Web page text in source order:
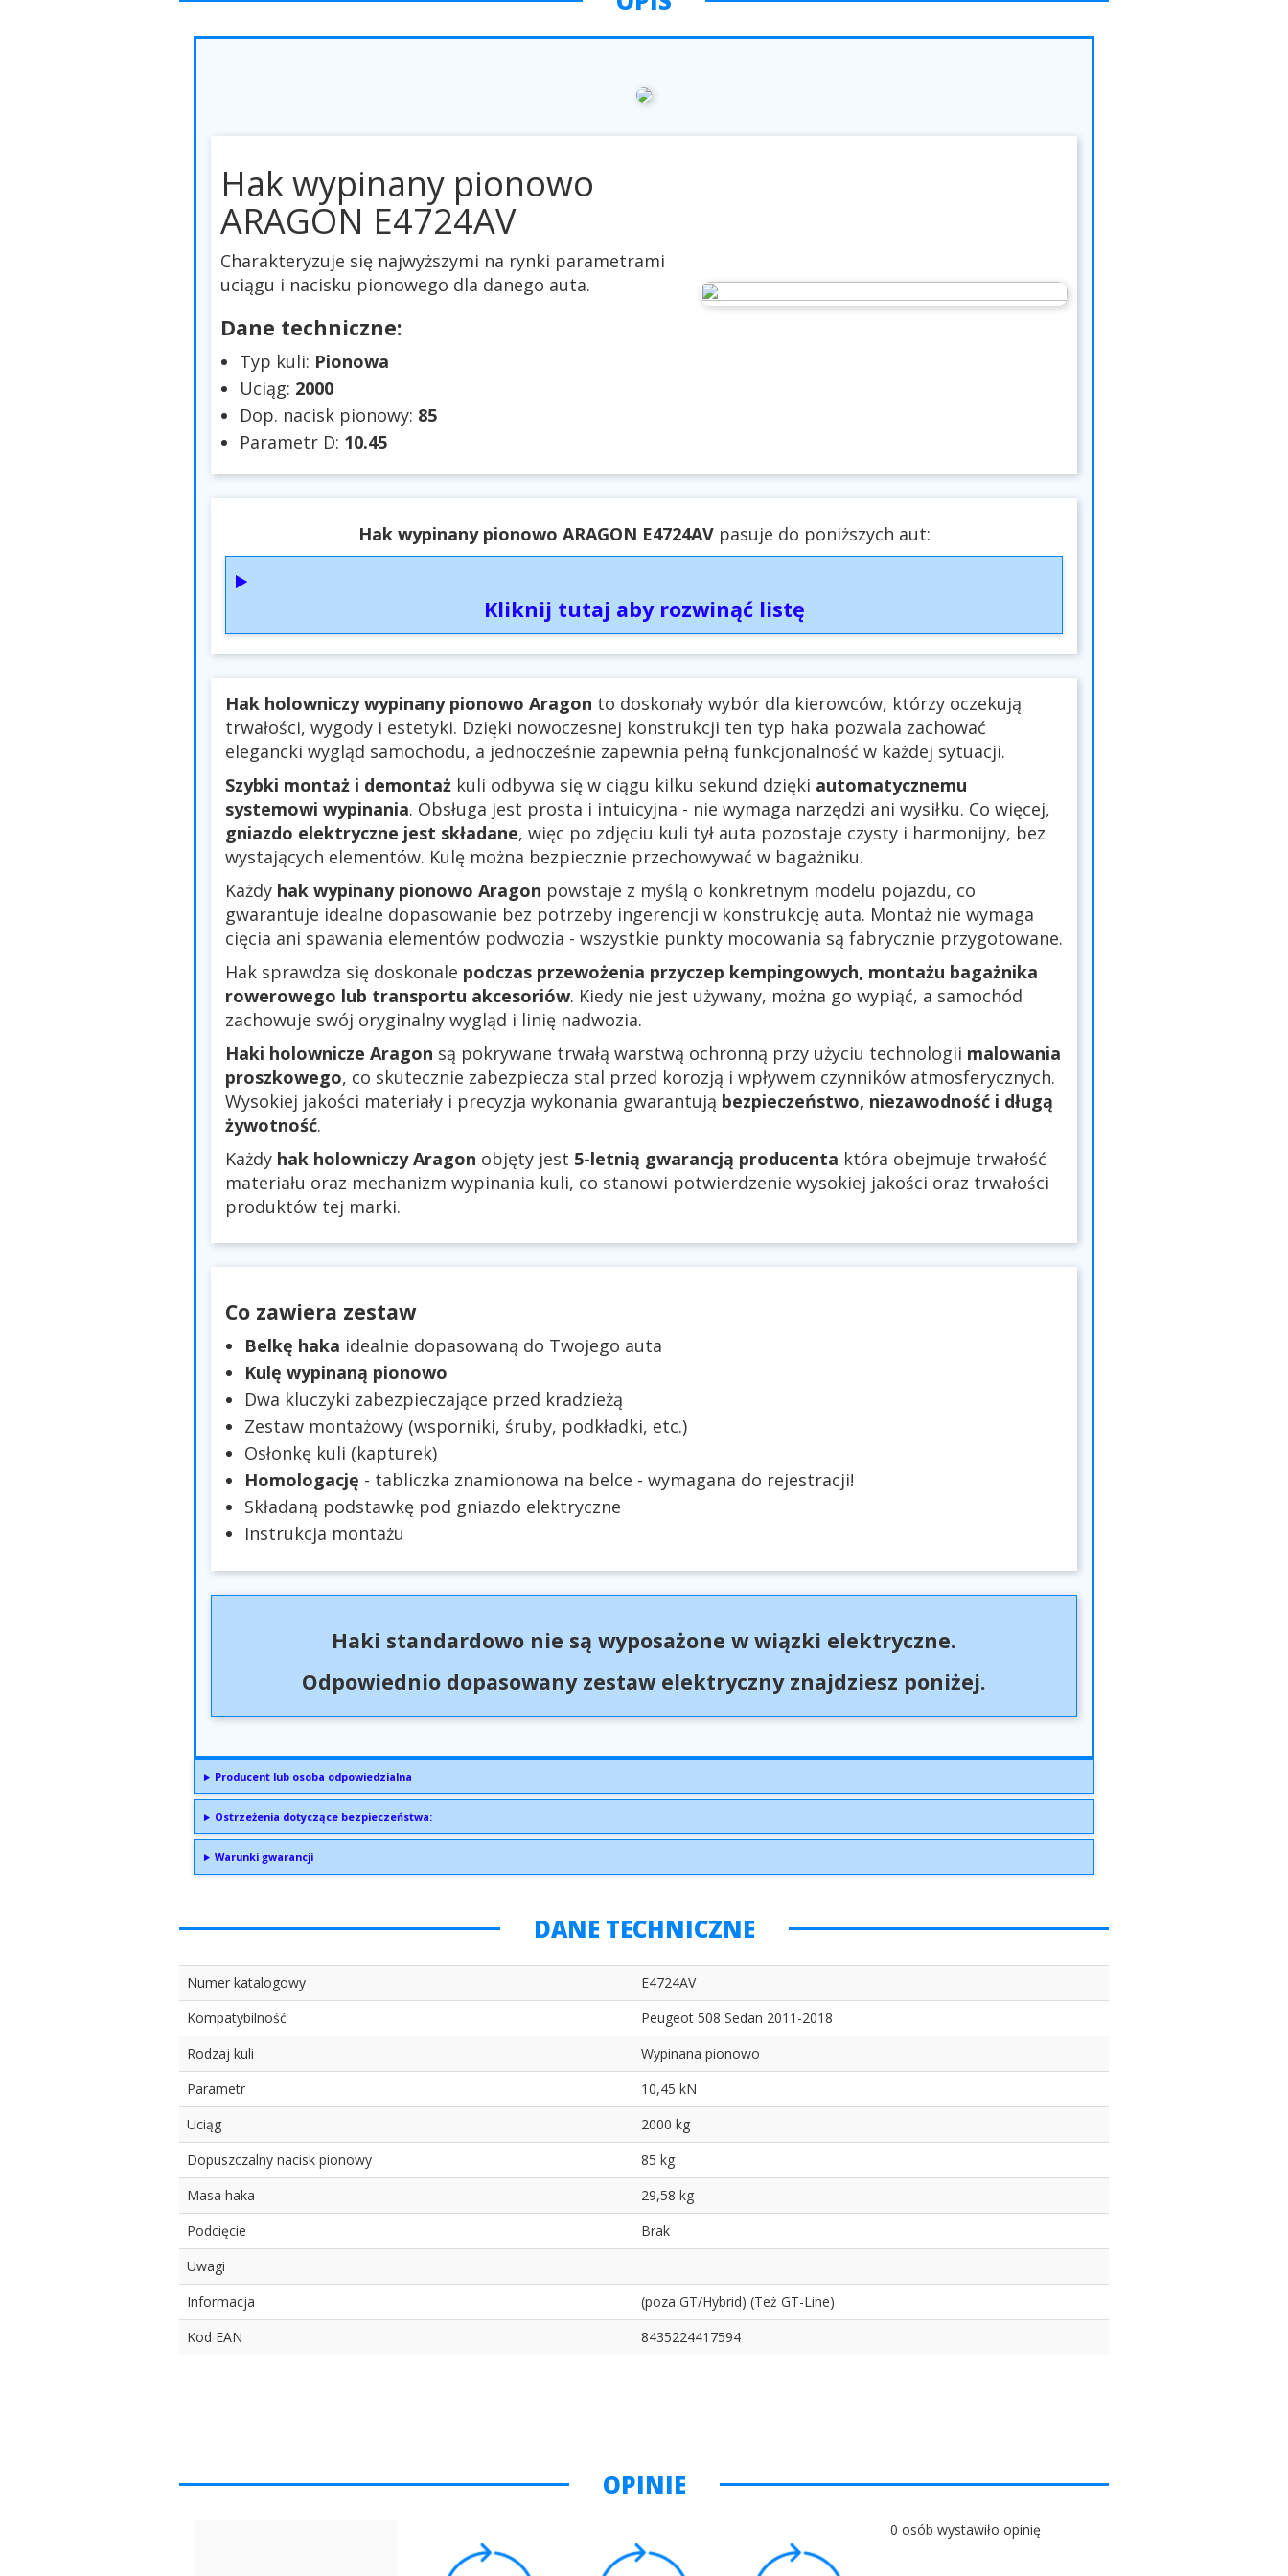
Hak wypinany pionowo
ARAGON E4724AV
Charakteryzuje się najwyższymi na rynki parametrami
uciągu i nacisku pionowego dla danego auta.
Dane techniczne:
Typ kuli: Pionowa
Uciąg: 2000
Dop. nacisk pionowy: 85
Parametr D: 10.45
Hak wypinany pionowo ARAGON E4724AVpasuje do poniższych aut:
Kliknij tutaj aby rozwinąć listę
Hak holowniczy wypinany pionowo Aragon to doskonały wybór dla kierowców, którzy oczekują
trwałości, wygody i estetyki. Dzięki nowoczesnej konstrukcji ten typ haka pozwala zachować
elegancki wygląd samochodu, a jednocześnie zapewnia pełną funkcjonalność w każdej sytuacji.
Szybki montaż i demontaż kuli odbywa się w ciągu kilku sekund dzięki automatycznemu
systemowi wypinania. Obsługa jest prosta i intuicyjna - nie wymaga narzędzi ani wysiłku. Co więcej,
gniazdo elektryczne jest składane, więc po zdjęciu kuli tył auta pozostaje czysty i harmonijny, bez
wystających elementów. Kulę można bezpiecznie przechowywać w bagażniku.
Każdy hak wypinany pionowo Aragon powstaje z myślą o konkretnym modelu pojazdu, co
gwarantuje idealne dopasowanie bez potrzeby ingerencji w konstrukcję auta. Montaż nie wymaga
cięcia ani spawania elementów podwozia - wszystkie punkty mocowania są fabrycznie przygotowane.
Hak sprawdza się doskonale podczas przewożenia przyczep kempingowych, montażu bagażnika
rowerowego lub transportu akcesoriów. Kiedy nie jest używany, można go wypiąć, a samochód
zachowuje swój oryginalny wygląd i linię nadwozia.
Haki holownicze Aragon są pokrywane trwałą warstwą ochronną przy użyciu technologii malowania
proszkowego, co skutecznie zabezpiecza stal przed korozją i wpływem czynników atmosferycznych.
Wysokiej jakości materiały i precyzja wykonania gwarantują bezpieczeństwo, niezawodność i długą
żywotność.
Każdy hak holowniczy Aragon objęty jest 5-letnią gwarancją producenta która obejmuje trwałość
materiału oraz mechanizm wypinania kuli, co stanowi potwierdzenie wysokiej jakości oraz trwałości
produktów tej marki.
Co zawiera zestaw
Belkę haka idealnie dopasowaną do Twojego auta
Kulę wypinaną pionowo
Dwa kluczyki zabezpieczające przed kradzieżą
Zestaw montażowy (wsporniki, śruby, podkładki, etc.)
Osłonkę kuli (kapturek)
Homologację - tabliczka znamionowa na belce - wymagana do rejestracji!
Składaną podstawkę pod gniazdo elektryczne
Instrukcja montażu
Haki standardowo nie są wyposażone w wiązki elektryczne.
Odpowiednio dopasowany zestaw elektryczny znajdziesz poniżej.
Producent lub osoba odpowiedzialna
Ostrzeżenia dotyczące bezpieczeństwa:
Warunki gwarancji
DANE TECHNICZNE
Numer katalogowy
E4724AV
Kompatybilność
Peugeot 508 Sedan 2011-2018
Rodzaj kuli
Wypinana pionowo
Parametr
10,45 kN
Uciąg
2000 kg
Dopuszczalny nacisk pionowy
85 kg
Masa haka
29,58 kg
Podcięcie
Brak
Uwagi
Informacja
(poza GT/Hybrid) (Też GT-Line)
Kod EAN
8435224417594
OPINIE
0 osób wystawiło opinię